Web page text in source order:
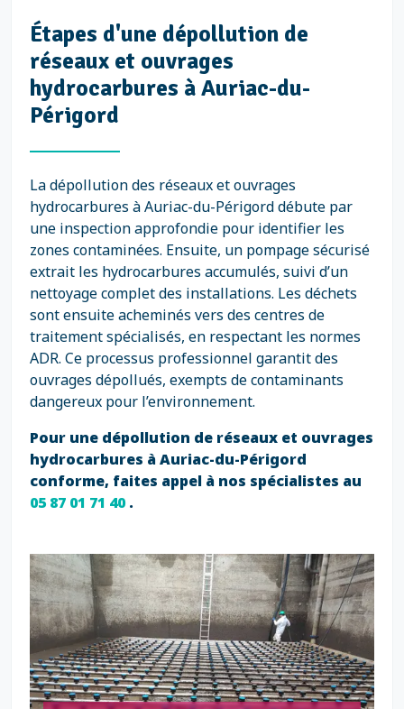
Étapes d'une dépollution de
réseaux et ouvrages
hydrocarbures à Auriac-du-
Périgord
La dépollution des réseaux et ouvrages
hydrocarbures à Auriac-du-Périgord débute par
une inspection approfondie pour identifier les
zones contaminées. Ensuite, un pompage sécurisé
extrait les hydrocarbures accumulés, suivi d’un
nettoyage complet des installations. Les déchets
sont ensuite acheminés vers des centres de
traitement spécialisés, en respectant les normes
ADR. Ce processus professionnel garantit des
ouvrages dépollués, exempts de contaminants
dangereux pour l’environnement.
Pour une dépollution de réseaux et ouvrages
hydrocarbures à Auriac-du-Périgord
conforme, faites appel à nos spécialistes au
05 87 01 71 40.